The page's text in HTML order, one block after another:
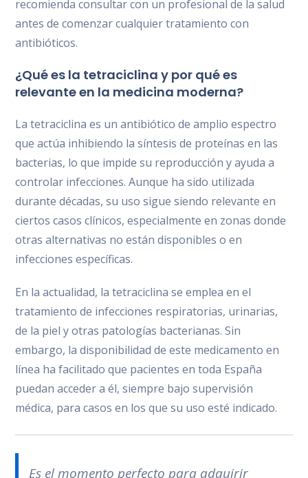
recomienda consultar con un profesional de la salud
antes de comenzar cualquier tratamiento con
antibióticos.
¿Qué es la tetraciclina y por qué es
relevante en la medicina moderna?
La tetraciclina es un antibiótico de amplio espectro
que actúa inhibiendo la síntesis de proteínas en las
bacterias, lo que impide su reproducción y ayuda a
controlar infecciones. Aunque ha sido utilizada
durante décadas, su uso sigue siendo relevante en
ciertos casos clínicos, especialmente en zonas donde
otras alternativas no están disponibles o en
infecciones específicas.
En la actualidad, la tetraciclina se emplea en el
tratamiento de infecciones respiratorias, urinarias,
de la piel y otras patologías bacterianas. Sin
embargo, la disponibilidad de este medicamento en
línea ha facilitado que pacientes en toda España
puedan acceder a él, siempre bajo supervisión
médica, para casos en los que su uso esté indicado.
Es el momento perfecto para adquirir